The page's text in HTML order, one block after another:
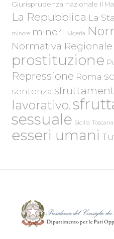
Giurisprudenza nazionale Il
La Repubblica La
minore minori Nigeria
Normativa Regionale
prostituzione
Repressione Roma
sentenza
lavorativo.
sessuale Sicilia Toscana
esseri umani